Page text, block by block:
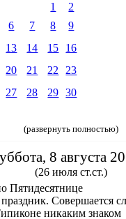
1
2
6 7 8
9
13 14 15
16
20 21 22
23
27 28 29
30
(развернуть полностью)
8 августа
(26 июля ст.ст.)
Пятидесятнице